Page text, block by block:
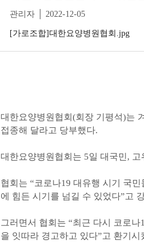
관리자 │ 2022-12-05
[가로조합]대한요양병원협회.jpg
대한요양병원협회(회장 기평석)는
접종해 달라고 당부했다.
대한요양병원협회는 5일 대국민,
협회는 “코로나19 대유행 시기 국
에 힘든 시기를 넘길 수 있었다”고
그러면서 협회는 “최근 다시 코로
을 잇따라 경고하고 있다”고 환기시